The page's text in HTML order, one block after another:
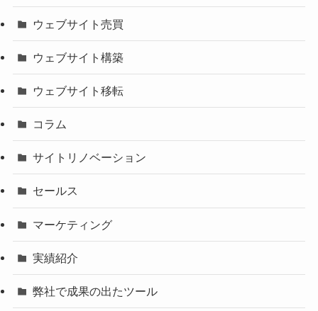
ウェブサイト売買
ウェブサイト構築
ウェブサイト移転
コラム
サイトリノベーション
セールス
マーケティング
実績紹介
弊社で成果の出たツール